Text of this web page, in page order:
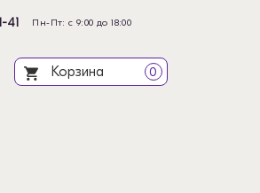
41 Пн-Пт: с 9:00 до 18:00
Корзина 0